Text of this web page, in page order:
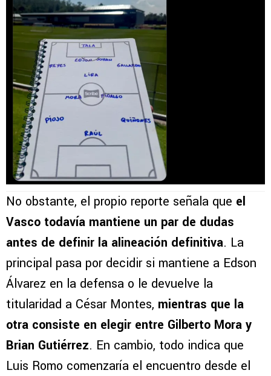
No obstante, el propio reporte señala que el
Vasco todavía mantiene un par de dudas
antes de definir la alineación definitiva. La
principal pasa por decidir si mantiene a Edson
Álvarez en la defensa o le devuelve la
titularidad a César Montes, mientras que la
otra consiste en elegir entre Gilberto Mora y
Brian Gutiérrez. En cambio, todo indica que
Luis Romo comenzaría el encuentro desde el